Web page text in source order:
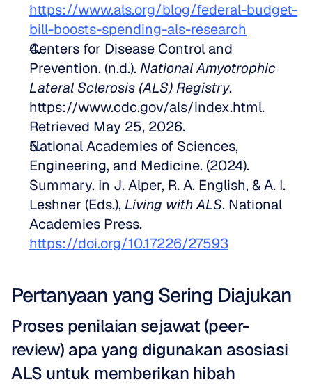
https://www.als.org/blog/federal-budget-
bill-boosts-spending-als-research
Centers for Disease Control and
Prevention. (n.d.). National Amyotrophic
Lateral Sclerosis (ALS) Registry.
https://www.cdc.gov/als/index.html.
Retrieved May 25, 2026.
National Academies of Sciences,
Engineering, and Medicine. (2024).
Summary. In J. Alper, R. A. English, & A. I.
Leshner (Eds.), Living with ALS. National
https://doi.org/10.17226/27593
Pertanyaan yang Sering Diajukan
Proses penilaian sejawat (peer-
review) apa yang digunakan asosiasi
ALS untuk memberikan hibah